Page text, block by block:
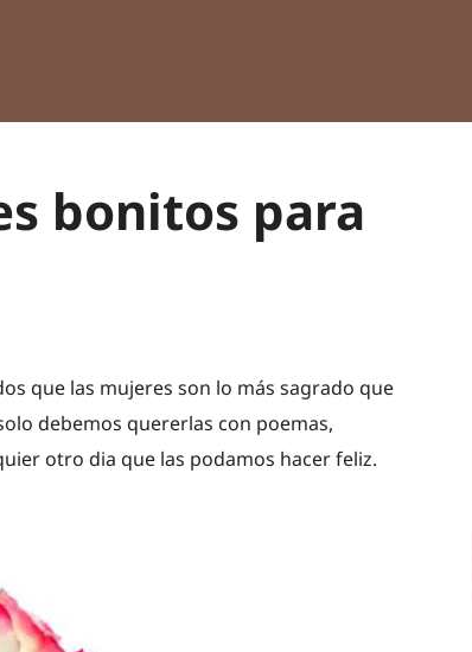
bonitos para
que las mujeres son lo más sagrado que
debemos quererlas con poemas,
otro dia que las podamos hacer feliz.